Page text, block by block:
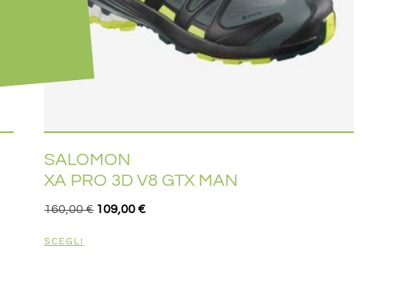
SALOMON
XA PRO 3D V8 GTX MAN
160,00€ 109,00€
SCEGLI